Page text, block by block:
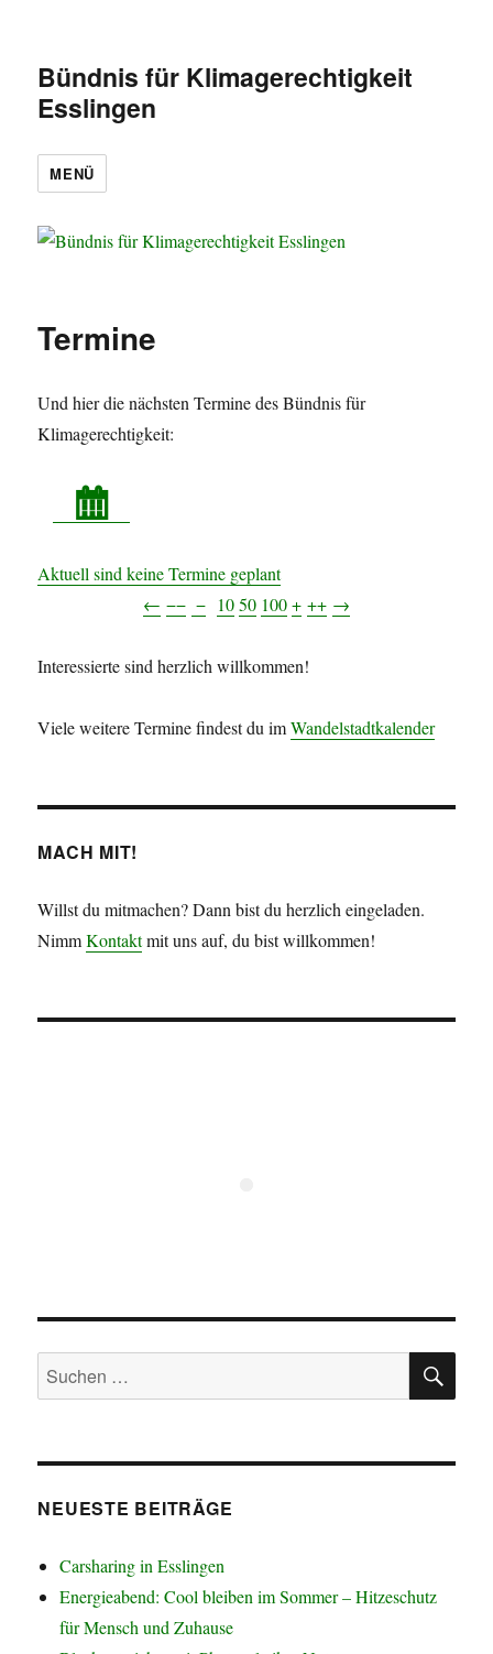
Bündnis für Klimagerechtigkeit
Esslingen
MENÜ
Termine
Und hier die nächsten Termine des Bündnis für
Klimagerechtigkeit:
Aktuell sind keine Termine geplant
← −− − 1050 100+ ++ →
Interessierte sind herzlich willkommen!
Viele weitere Termine findest du imWandelstadtkalender
MACH MIT!
Willst du mitmachen? Dann bist du herzlich eingeladen.
NimmKontaktmit uns auf, du bist willkommen!
Suchen
nach:
NEUESTE BEITRÄGE
Carsharing in Esslingen
Energieabend: Cool bleiben im Sommer – Hitzeschutz
für Mensch und Zuhause